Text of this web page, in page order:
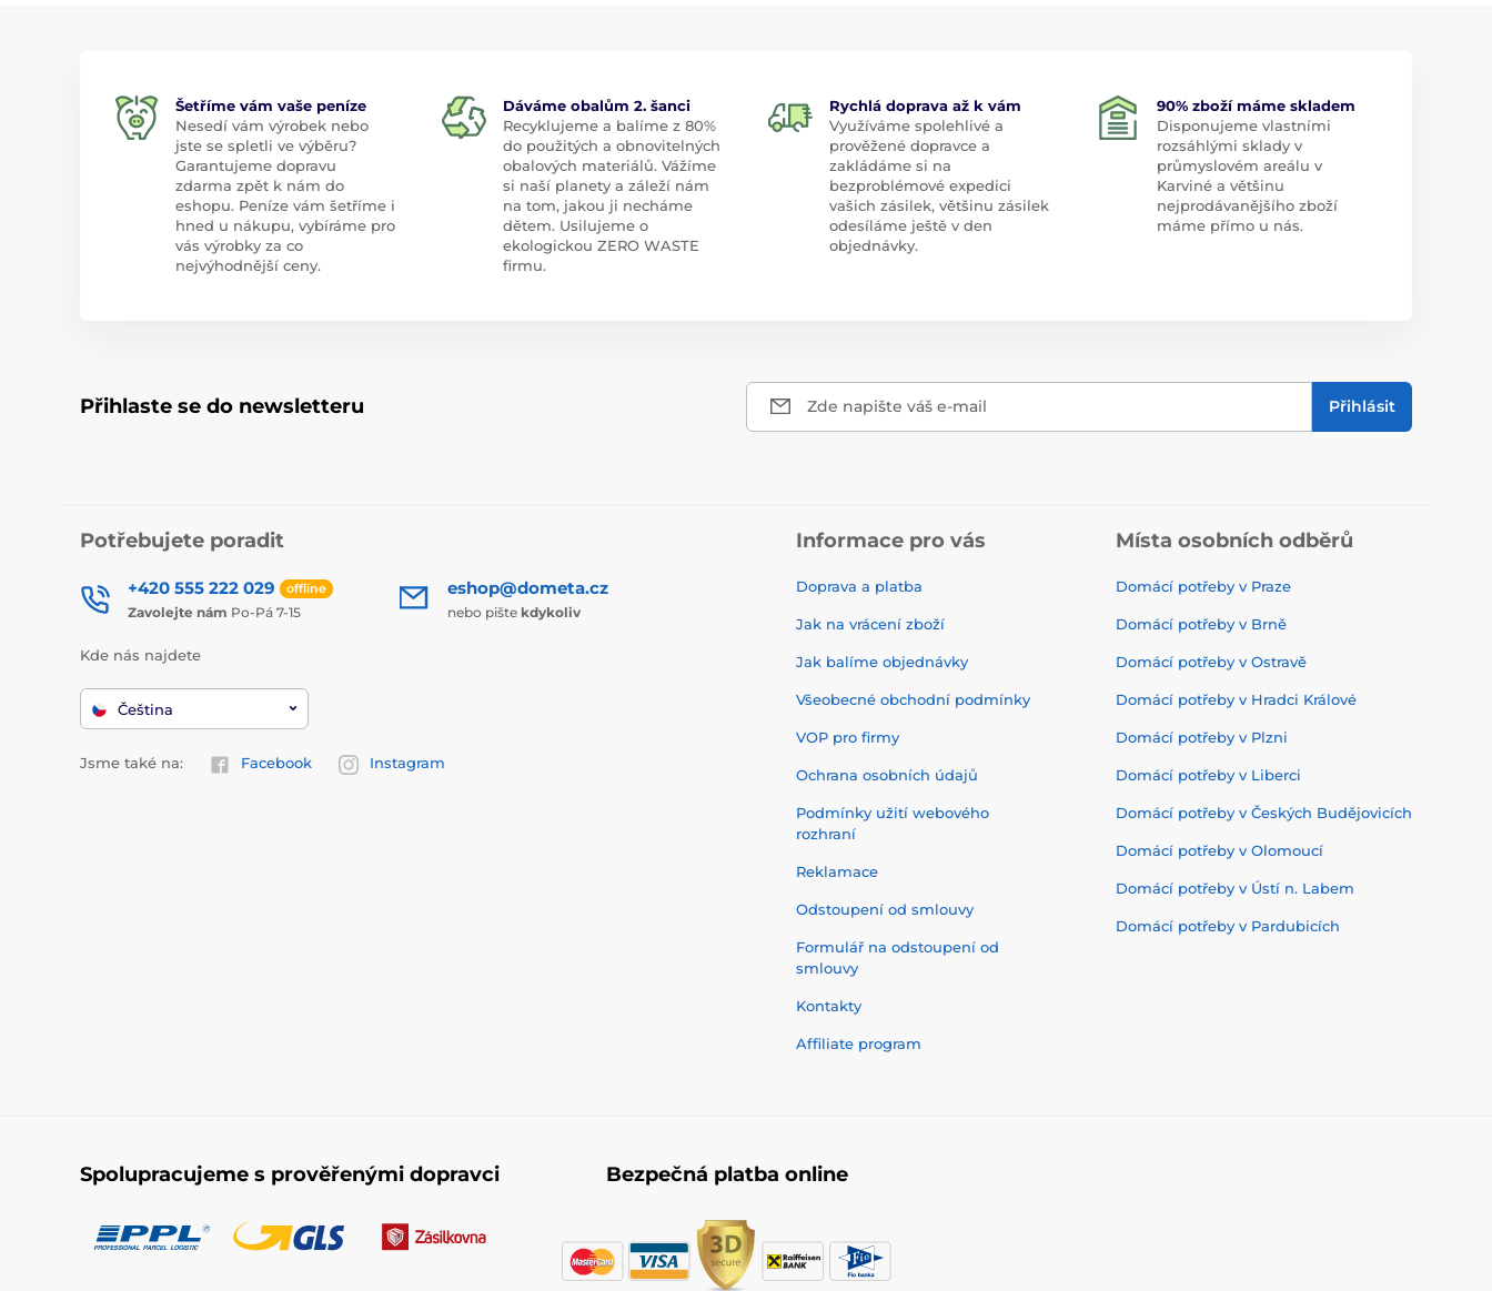
Šetříme vám vaše peníze
Nesedí vám výrobek nebo
jste se spletli ve výběru?
Garantujeme dopravu
zdarma zpět k nám do
eshopu. Peníze vám šetříme i
hned u nákupu, vybíráme pro
vás výrobky za co
nejvýhodnější ceny.
Dáváme obalům 2. šanci
Recyklujeme a balíme z 80%
do použitých a obnovitelných
obalových materiálů. Vážíme
si naší planety a záleží nám
na tom, jakou ji necháme
dětem. Usilujeme o
ekologickou ZERO WASTE
firmu.
Rychlá doprava až k vám
Využíváme spolehlivé a
prověžené dopravce a
zakládáme si na
bezproblémové expedici
vašich zásilek, většinu zásilek
odesíláme ještě v den
objednávky.
90% zboží máme skladem
Disponujeme vlastními
rozsáhlými sklady v
průmyslovém areálu v
Karviné a většinu
nejprodávanějšího zboží
máme přímo u nás.
Přihlaste se do newsletteru Zde napište váš e-mail Přihlásit
Potřebujete poradit
+420 555 222 029 offline
Zavolejte nám Po-Pá 7-15
eshop@dometa.cz
nebo pište kdykoliv
Kde nás najdete
Čeština
Jsme také na: Facebook Instagram
Informace pro vás
Doprava a platba
Jak na vrácení zboží
Jak balíme objednávky
Všeobecné obchodní podmínky
VOP pro firmy
Ochrana osobních údajů
Podmínky užití webového
rozhraní
Reklamace
Odstoupení od smlouvy
Formulář na odstoupení od
smlouvy
Kontakty
Affiliate program
Místa osobních odběrů
Domácí potřeby v Praze
Domácí potřeby v Brně
Domácí potřeby v Ostravě
Domácí potřeby v Hradci Králové
Domácí potřeby v Plzni
Domácí potřeby v Liberci
Domácí potřeby v Českých Budějovicích
Domácí potřeby v Olomoucí
Domácí potřeby v Ústí n. Labem
Domácí potřeby v Pardubicích
Spolupracujeme s prověřenými dopravci Bezpečná platba online